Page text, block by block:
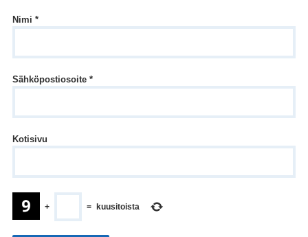
Nimi *
Sähköpostiosoite *
Kotisivu
+ = kuusitoista